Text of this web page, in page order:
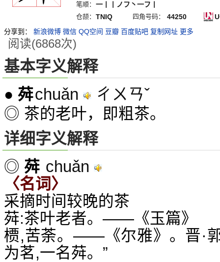
笔顺： 一丨丨ノフ丶一フ丨
仓颉： TNIQ 四角号码： 44250
分享到：
新浪微博 微信 QQ空间 豆瓣 百度贴吧 复制网址 更多
阅读(6868次)
基本字义解释
● 荈chuǎn ㄔㄨㄢˇ
◎ 茶的老叶，即粗茶。
详细字义解释
◎ 荈 chuǎn
〈名词〉
采摘时间较晚的茶
荈:茶叶老者。——《玉篇》
槚,苦荼。——《尔雅》。晋·
为茗,一名荈。”